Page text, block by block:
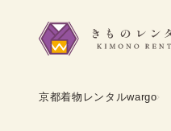
京都着物レンタルwargo